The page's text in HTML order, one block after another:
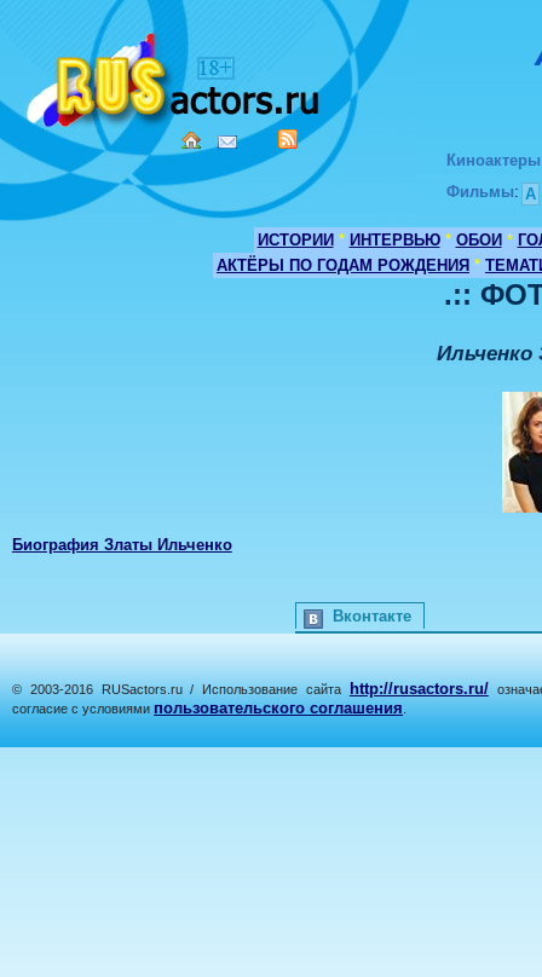
Киноактеры
Фильмы: А
ИСТОРИИ * ИНТЕРВЬЮ * ОБОИ *
АКТЁРЫ ПО ГОДАМ РОЖДЕНИЯ *
.::
Биография Златы Ильченко
Вконтакте
© 2003-2016 RUSactors.ru / Использование сайта http://rusactors.ru/
согласие с условиями пользовательского соглашения